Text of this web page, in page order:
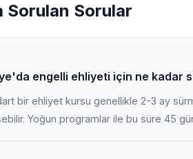
Sorulan Sorular
engelli ehliyeti için ne kadar
bir ehliyet kursu genellikle 2-3 ay
Yoğun programlar ile bu süre 45